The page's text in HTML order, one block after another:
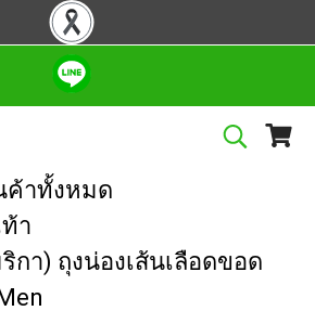
ค้าทั้งหมด
า
กา) ถุงน่องเส้นเลือดขอด